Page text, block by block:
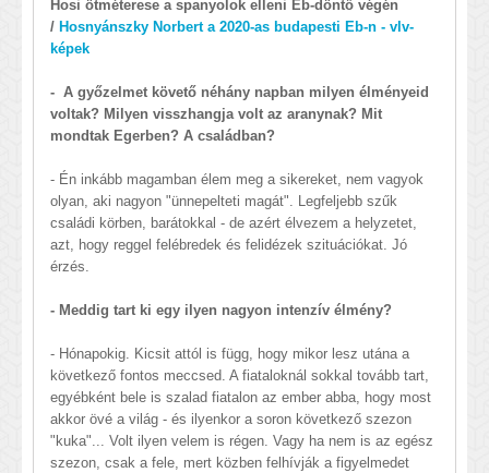
Hosi ötméterese a spanyolok elleni Eb-döntő végén
/ Hosnyánszky Norbert a 2020-as budapesti Eb-n - vlv-
képek
- A győzelmet követő néhány napban milyen élményeid
voltak? Milyen visszhangja volt az aranynak? Mit
mondtak Egerben? A családban?
- Én inkább magamban élem meg a sikereket, nem vagyok
olyan, aki nagyon "ünnepelteti magát". Legfeljebb szűk
családi körben, barátokkal - de azért élvezem a helyzetet,
azt, hogy reggel felébredek és felidézek szituációkat. Jó
érzés.
- Meddig tart ki egy ilyen nagyon intenzív élmény?
- Hónapokig. Kicsit attól is függ, hogy mikor lesz utána a
következő fontos meccsed. A fiataloknál sokkal tovább tart,
egyébként bele is szalad fiatalon az ember abba, hogy most
akkor övé a világ - és ilyenkor a soron következő szezon
"kuka"... Volt ilyen velem is régen. Vagy ha nem is az egész
szezon, csak a fele, mert közben felhívják a figyelmedet